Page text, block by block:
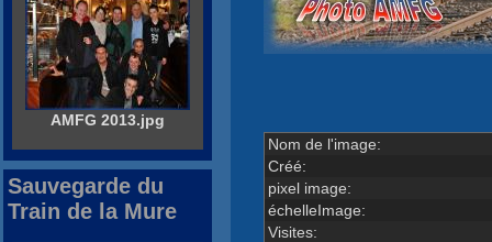
Nom de l'image:
Créé:
pixel image:
échelleImage:
Visites:
AMFG 2013.jpg
Sauvegarde du
Train de la Mure